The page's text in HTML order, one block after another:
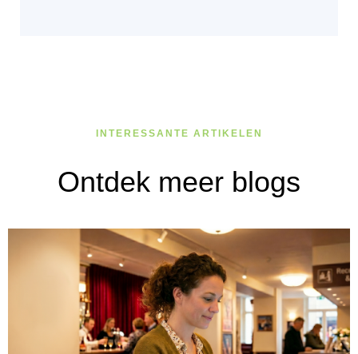
INTERESSANTE ARTIKELEN
Ontdek meer blogs